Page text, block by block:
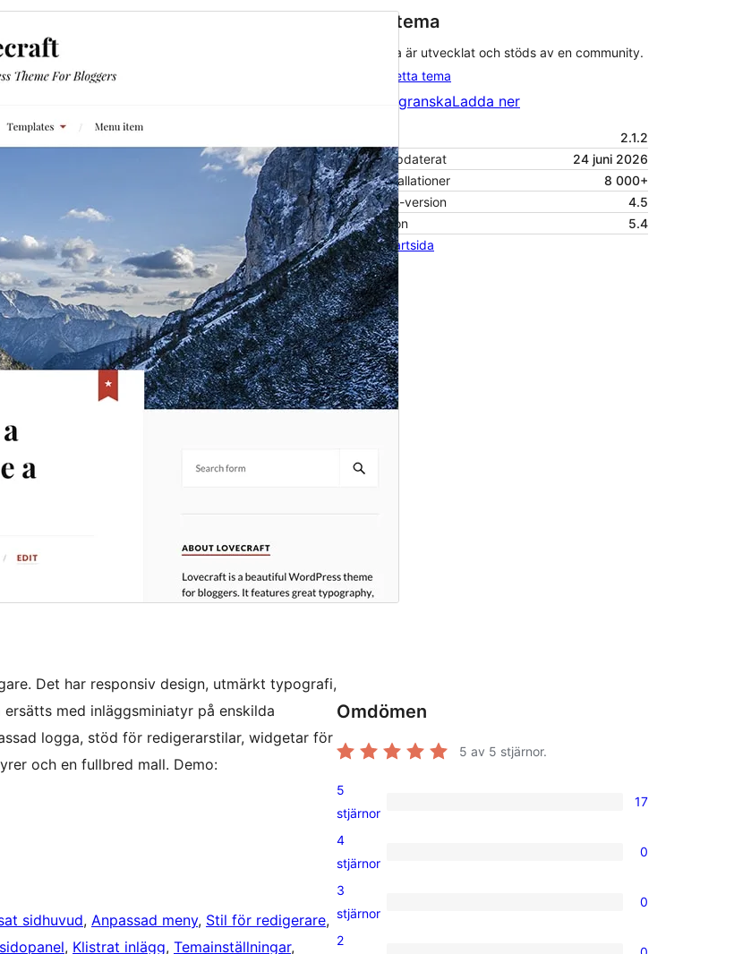
Ideellt tema
Detta tema är utvecklat och stöds av en community.
Bidra till detta tema
FörhandsgranskaLadda ner
2.1.2
Senast uppdaterat
24 juni 2026
Aktiva installationer
8 000+
WordPress-version
4.5
PHP-version
5.4
Temats startsida
Det har responsiv design, utmärkt typografi,
med inläggsminiatyr på enskilda
logga, stöd för redigerarstilar, widgetar för
och en fullbred mall. Demo:
sidhuvud, Anpassad meny, Stil för redigerare
, Klistrat inlägg, Temainställningar
Omdömen
5 av 5 stjärnor.
17
5-
stjärniga
5
stjärnor
17
0
4-
stjärniga
4
stjärnor
0
0
3-
3
stjärnor
0
2